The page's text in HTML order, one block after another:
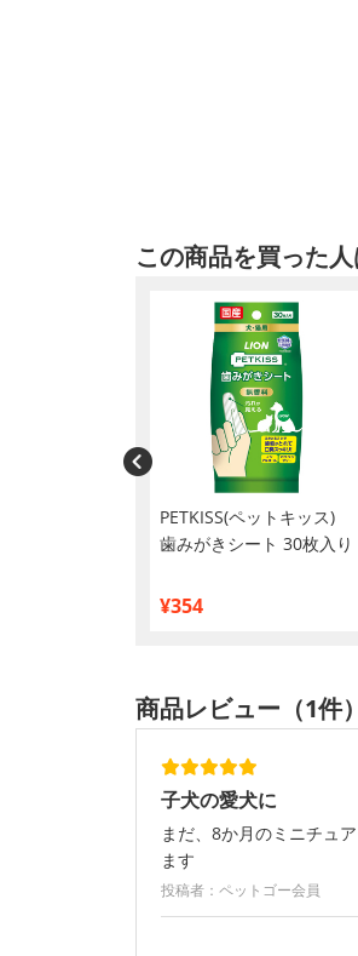
この商品を買った
PETKISS(ペットキッス)
歯みがきシート 30枚入り
¥354
商品レビュー（1件）
子犬の愛犬に
まだ、8か月のミニチュ
ます
投稿者：ペットゴー会員